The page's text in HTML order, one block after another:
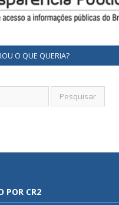
O QUE QUERIA?
POR CR2